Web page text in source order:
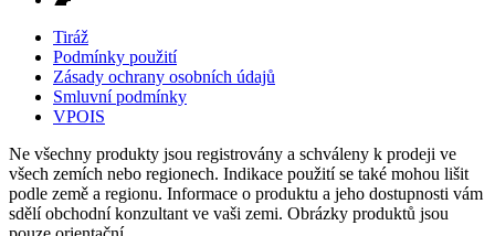
Tiráž
Podmínky použití
Zásady ochrany osobních údajů
Smluvní podmínky
VPOIS
Ne všechny produkty jsou registrovány a schváleny k prodeji ve
všech zemích nebo regionech. Indikace použití se také mohou lišit
podle země a regionu. Informace o produktu a jeho dostupnosti vám
sdělí obchodní konzultant ve vaši zemi. Obrázky produktů jsou